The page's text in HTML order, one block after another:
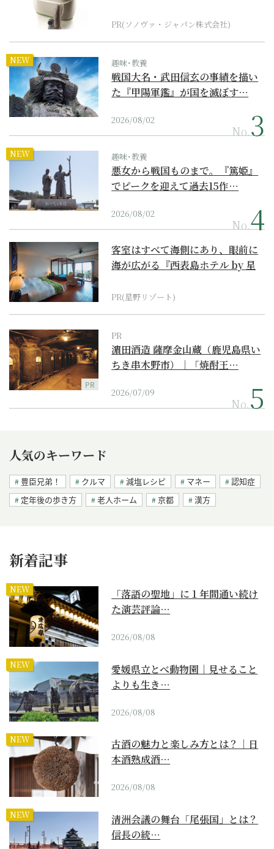
PR(ソノヴァ・ジャパン株式会社)
NEW 趣味･教養
戦国大名・武田信玄の事績を描い
た『甲陽軍鑑』が国を滅ぼす…
2026/08/02
No.
NEW 趣味･教養
悪女から戦国ものまで。『篤姫』
でピークを迎えて過去15作…
2026/08/02
No.
客室はすべて海側にあり、眼前に
海が広がる『西表島ホテル by 星
PR(星野リゾート)
PR
PR
濵田酒造 薩摩金山蔵（鹿児島県い
ちき串木野市）｜「焼酎王…
2026/07/09
No.
人気のキーワード
豊臣兄弟！ クルマ 減塩レシピ マネー
認知症
定年後の歩き方
老人ホーム 京都 漢方
新着記事
NEW
「落語の聖地」に１年間通い続け
た演芸評論…
2026/08/08
NEW
愛媛県立とべ動物園｜見せること
よりも生き…
2026/08/08
NEW
古酒の魅力と楽しみ方とは？｜日
本酒熟成酒…
2026/08/08
NEW
清洲会議の舞台「尾張国」とは？
信長の統…